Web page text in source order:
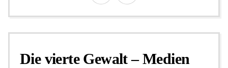
Die vierte Gewalt – Medien